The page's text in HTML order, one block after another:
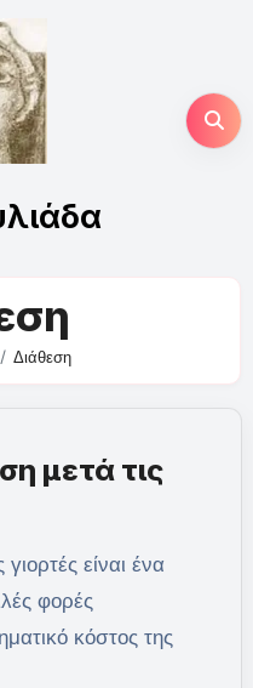
Διάθεση
μετά τις
φορές
κόστος της